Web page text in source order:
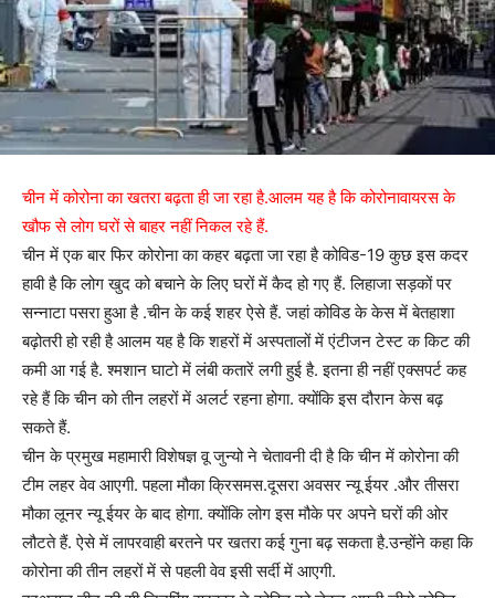
चीन में कोरोना का खतरा बढ़ता ही जा रहा है.आलम यह है कि कोरोनावायरस के
खौफ से लोग घरों से बाहर नहीं निकल रहे हैं.
चीन में एक बार फिर कोरोना का कहर बढ़ता जा रहा है कोविड-19 कुछ इस कदर
हावी है कि लोग खुद को बचाने के लिए घरों में कैद हो गए हैं. लिहाजा सड़कों पर
सन्नाटा पसरा हुआ है .चीन के कई शहर ऐसे हैं. जहां कोविड के केस में बेतहाशा
बढ़ोतरी हो रही है आलम यह है कि शहरों में अस्पतालों में एंटीजन टेस्ट क किट की
कमी आ गई है. श्मशान घाटो में लंबी कतारें लगी हुई है. इतना ही नहीं एक्सपर्ट कह
रहे हैं कि चीन को तीन लहरों में अलर्ट रहना होगा. क्योंकि इस दौरान केस बढ़
सकते हैं.
चीन के प्रमुख महामारी विशेषज्ञ वू जुन्यो ने चेतावनी दी है कि चीन में कोरोना की
टीम लहर वेव आएगी. पहला मौका क्रिसमस.दूसरा अवसर न्यू ईयर .और तीसरा
मौका लूनर न्यू ईयर के बाद होगा. क्योंकि लोग इस मौके पर अपने घरों की ओर
लौटते हैं. ऐसे में लापरवाही बरतने पर खतरा कई गुना बढ़ सकता है.उन्होंने कहा कि
कोरोना की तीन लहरों में से पहली वेव इसी सर्दी में आएगी.